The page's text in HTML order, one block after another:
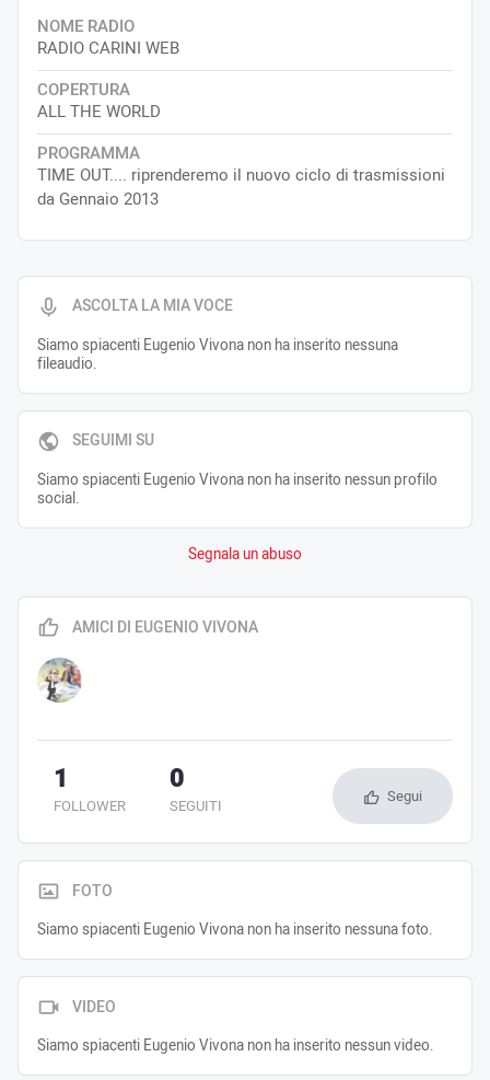
ASCOLTA LA MIA VOCE
Siamo spiacenti Eugenio Vivona non ha inserito nessuna
fileaudio.
SEGUIMI SU
Siamo spiacenti Eugenio Vivona non ha inserito nessun profilo
social.
Segnala un abuso
NOME RADIO
RADIO CARINI WEB
COPERTURA
ALL THE WORLD
PROGRAMMA
TIME OUT.... riprenderemo il nuovo ciclo di trasmissioni
da Gennaio 2013
AMICI DI EUGENIO VIVONA
FOLLOWER
1
SEGUITI
0 Segui
FOTO
Siamo spiacenti Eugenio Vivona non ha inserito nessuna foto.
VIDEO
Siamo spiacenti Eugenio Vivona non ha inserito nessun video.